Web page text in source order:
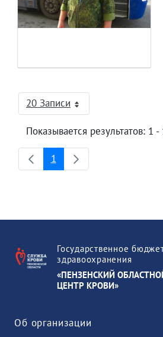
20 ЗаписиНа страницу
Показывается результатов: 1
Страница
1
Государственное
здравоохранения
«ПЕНЗЕНСКИЙ
ЦЕНТР КРОВИ»
Об организации